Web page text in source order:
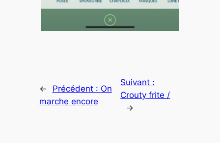
← Précédent : On
marche encore
Suivant :
Crouty frite /
→